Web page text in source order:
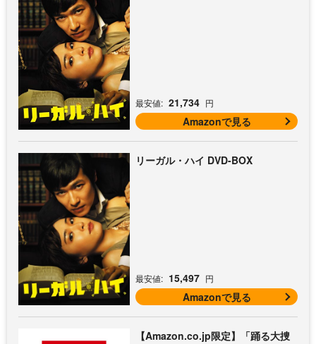
最安値: 21,734 円
Amazonで見る
リーガル・ハイ DVD-BOX
最安値: 15,497 円
Amazonで見る
【Amazon.co.jp限定】「踊る大捜